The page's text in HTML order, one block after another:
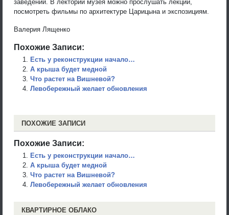
заведений. В лектории музея можно прослушать лекции,
посмотреть фильмы по архитектуре Царицына и экспозициям.
Валерия Лященко
Похожие Записи:
Есть у реконструкции начало…
А крыша будет медной
Что растет на Вишневой?
Левобережный желает обновления
ПОХОЖИЕ ЗАПИСИ
Похожие Записи:
Есть у реконструкции начало…
А крыша будет медной
Что растет на Вишневой?
Левобережный желает обновления
КВАРТИРНОЕ ОБЛАКО